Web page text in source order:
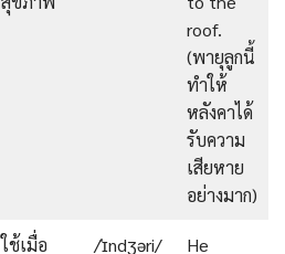
roof.
(พายุลูกนี้
ทำให้
หลังคาได้
รับความ
เสียหาย
อย่างมาก)
ใช้เมื่อ /ˈɪndʒəri/ He